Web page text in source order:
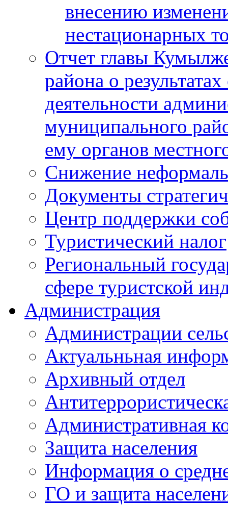
внесению
нестационарных
Отчет главы
района о
деятельности
муниципального
ему органов
Снижение
Документы
Центр поддержки
Туристический налог
Региональный
сфере туристской
Администрация
Администрации
Актуальньная
Архивный отдел
Административная
Защита населения
Информация о
ГО и защита